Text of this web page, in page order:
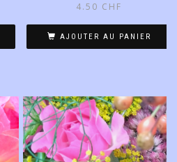
4.50 CHF
AJOUTER AU PANIER